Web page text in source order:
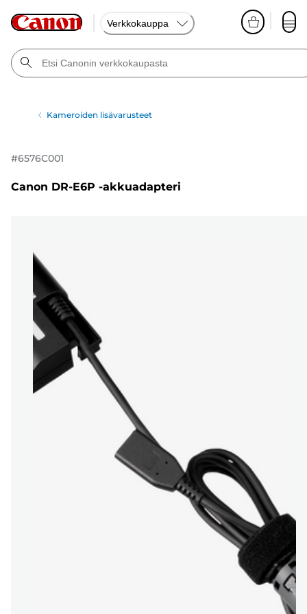
Verkkokauppa
Kameroiden lisävarusteet
#6576C001
Canon DR-E6P -akkuadapteri